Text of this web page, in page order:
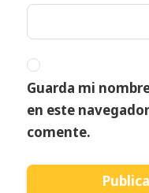
Guarda mi
en este
comente.